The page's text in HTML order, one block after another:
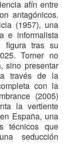
afín entre
antagónicos.
(1957), una
e informalista
figura tras su
Torner no
sino presentar
través de la
con la
(2005)
la vertiente
España, una
técnicos que
seducción